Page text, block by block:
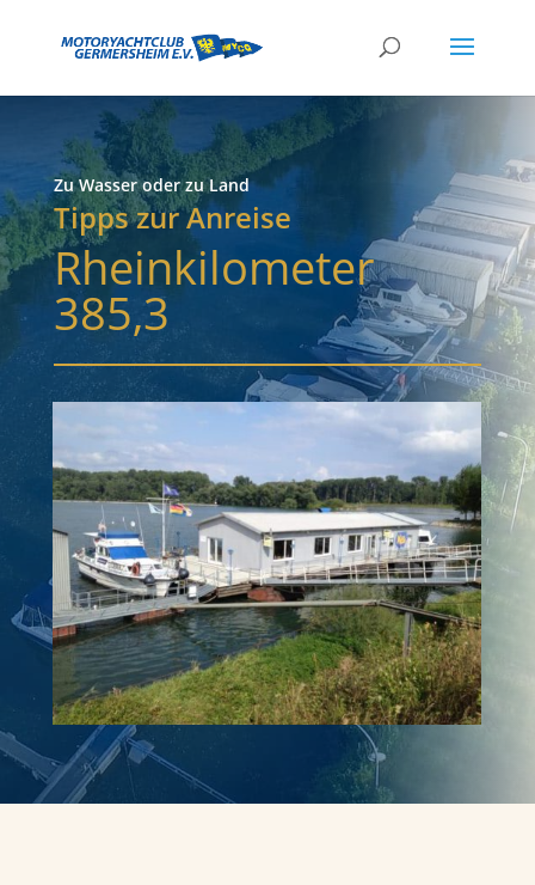
Zu Wasser oder zu Land
Tipps zur Anreise
Rheinkilometer
385,3